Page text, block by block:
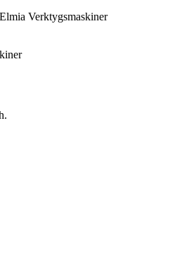
Verktygsmaskiner